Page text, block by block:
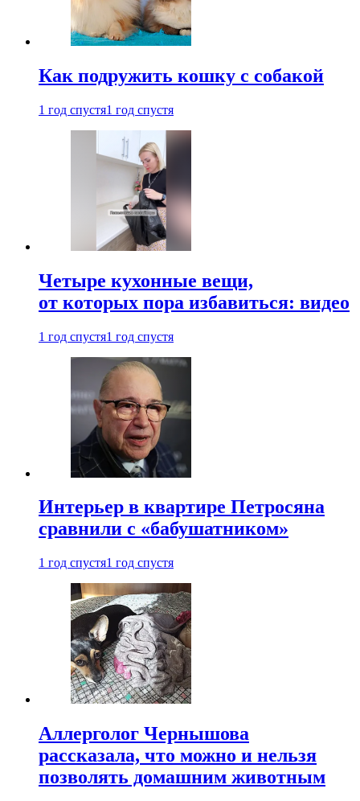
Как подружить кошку с собакой
1 год спустя1 год спустя
Четыре кухонные вещи,
от которых пора избавиться: видео
1 год спустя1 год спустя
Интерьер в квартире Петросяна
сравнили с «бабушатником»
1 год спустя1 год спустя
Аллерголог Чернышова
рассказала, что можно и нельзя
позволять домашним животным